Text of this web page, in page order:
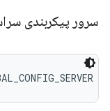
سرور پیکربندی